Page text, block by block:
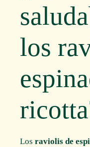
los
Losraviolis de